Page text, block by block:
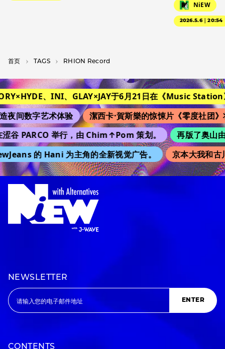
NiEW
2026.5.6｜20:54
首页 T­A­G­S RHION Record
、INI、GLAY×JAY于6月21日在《Music Station》
间数字艺术体验
潔西卡·賀斯樂的惊悚片《零度社团》
PARCO 举行，由 Chim↑Pom 策划。
再版了奥山
的 Hani 为主角的全新视觉广告。
京本大我和古
NEWSLETTER
ENTER
CONTENTS